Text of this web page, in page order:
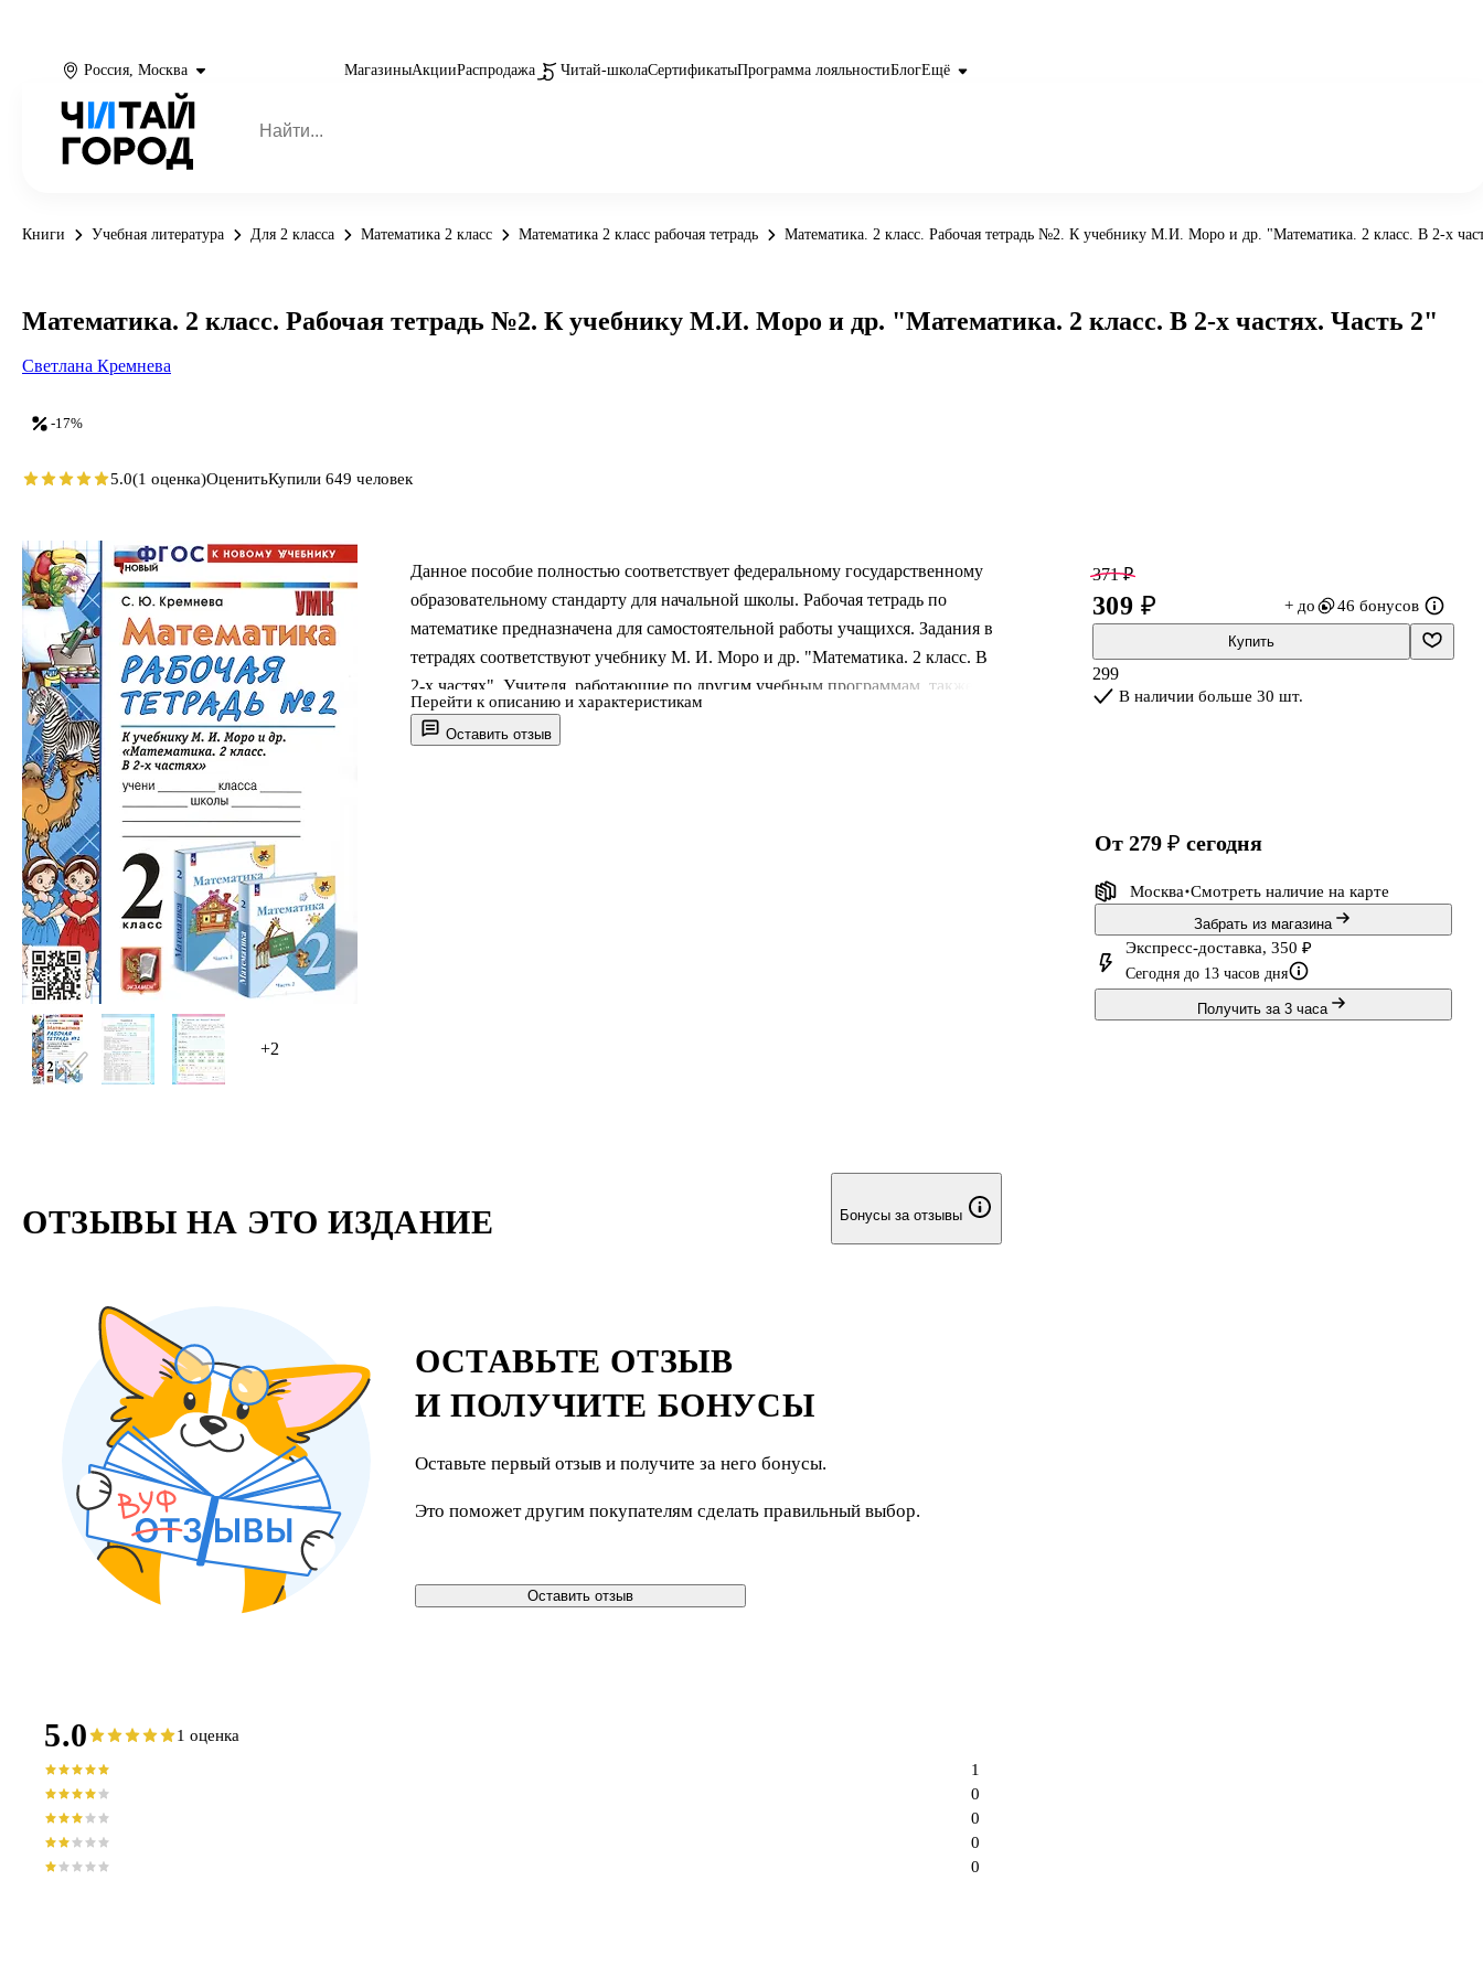
Россия, Москва МагазиныАкцииРаспродажа Читай-школаСертификатыПрограмма лояльностиБлогЕщё
Книги Учебная литература Для 2 класса Математика 2 класс Математика 2 класс рабочая тетрадь Математика. 2 класс. Рабочая тетрадь №2. К учебнику М.И. Моро и др. "Математика. 2 класс. В 2-х
+2
Оставить отзыв
Данное пособие полностью соответствует федеральному государственному
образовательному стандарту для начальной школы. Рабочая тетрадь по
математике предназначена для самостоятельной работы учащихся. Задания в
тетрадях соответствуют учебнику М. И. Моро и др. "Математика. 2 класс. В
2-х частях". Учителя, работающие по другим учебным программам, также
могут использовать данную тетрадь по математике для самостоятельных,
дополнительных и домашних работ. В рабочей тетради собраны
Перейти к описанию и характеристикам
-17%
Математика. 2 класс. Рабочая тетрадь №2. К учебнику М.И. Моро и др. "Математика. 2 класс. В 2-х частях. Часть 2"
Светлана Кремнева
5.0(1 оценка)ОценитьКупили 649 человек
371 ₽
309 ₽ + до 46 бонусов
Купить
299
В наличии больше 30 шт.
от 279 ₽ сегодня
Москва Смотреть наличие на карте
Забрать из магазина
Экспресс-доставка, 350 ₽
Сегодня до 13 часов дня
Получить за 3 часа
ОТЗЫВЫ НА ЭТО ИЗДАНИЕ Бонусы за отзывы
ОСТАВЬТЕ ОТЗЫВ
И ПОЛУЧИТЕ БОНУСЫ
Оставьте первый отзыв и получите за него бонусы.
Это поможет другим покупателям сделать правильный выбор.
Оставить отзыв
5.0 1 оценка
0
0
0
0
1